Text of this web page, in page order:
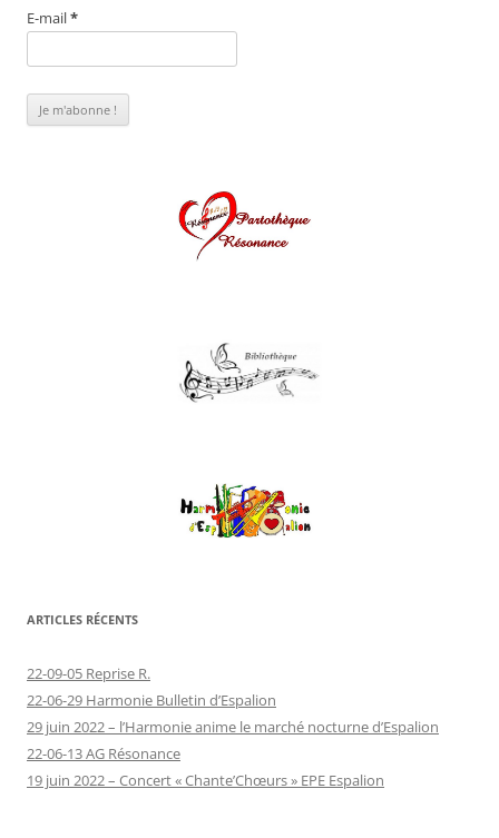
E-mail*
ARTICLES RÉCENTS
22-09-05 Reprise R.
22-06-29 Harmonie Bulletin d’Espalion
29 juin 2022 – l’Harmonie anime le marché nocturne d’Espalion
22-06-13 AG Résonance
19 juin 2022 – Concert « Chante’Chœurs » EPE Espalion